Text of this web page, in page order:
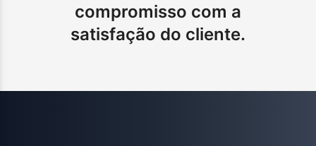
compromisso com a
satisfação do cliente.